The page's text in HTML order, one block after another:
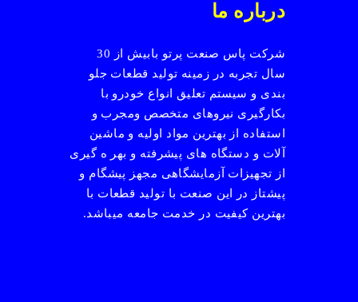
درباره ما
شرکت پاس صنعت پرتو بابیش از 30
سال تجربه در زمینه تولید قطعات جلو
بندی و سیستم تعلیق انواع خودرو با
بکارگیری نیروهای متخصص ومجرب و
استفاده از بهترین مواد اولیه و ماشین
آلات و دستگاه های پیشرفته و بهر ه گیری
از تجهیزات آزمایشگاهی مجهز پیشگام و
پیشتاز در این صنعت با تولید قطعات با
بهترین کیفیت در خدمت جامعه میباشد.